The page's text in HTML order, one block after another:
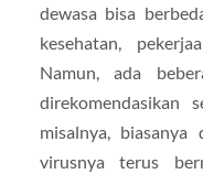
dewasa bisa
kesehatan,
Namun, ada
direkomendasikan
misalnya,
virusnya terus